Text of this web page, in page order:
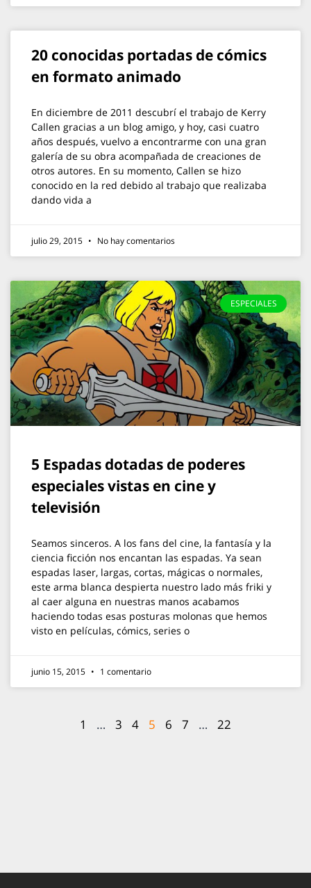
20 conocidas portadas de cómics
en formato animado
En diciembre de 2011 descubrí el trabajo de Kerry
Callen gracias a un blog amigo, y hoy, casi cuatro
años después, vuelvo a encontrarme con una gran
galería de su obra acompañada de creaciones de
otros autores. En su momento, Callen se hizo
conocido en la red debido al trabajo que realizaba
dando vida a
julio 29, 2015 No hay comentarios
ESPECIALES
5 Espadas dotadas de poderes
especiales vistas en cine y
televisión
Seamos sinceros. A los fans del cine, la fantasía y la
ciencia ficción nos encantan las espadas. Ya sean
espadas laser, largas, cortas, mágicas o normales,
este arma blanca despierta nuestro lado más friki y
al caer alguna en nuestras manos acabamos
haciendo todas esas posturas molonas que hemos
visto en películas, cómics, series o
junio 15, 2015 1 comentario
1 … 3 4 5 6 7 … 22